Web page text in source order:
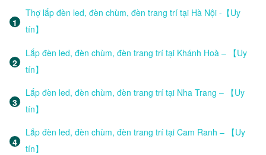
Thợ lắp đèn led, đèn chùm, đèn trang trí tại Hà Nội -【Uy
tín】
Lắp đèn led, đèn chùm, đèn trang trí tại Khánh Hoà – 【Uy
tín】
Lắp đèn led, đèn chùm, đèn trang trí tại Nha Trang – 【Uy
tín】
Lắp đèn led, đèn chùm, đèn trang trí tại Cam Ranh – 【Uy
tín】